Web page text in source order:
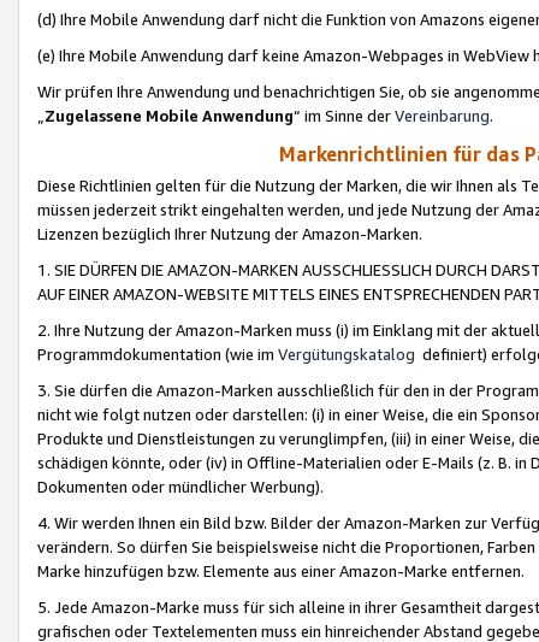
(d) Ihre Mobile Anwendung darf nicht die Funktion von Amazons
(e) Ihre Mobile Anwendung darf keine Amazon-Webpages in WebView
Wir prüfen Ihre Anwendung und benachrichtigen Sie, ob sie
„Zugelassene Mobile Anwendung“ im Sinne derVereinbarung.
Markenrichtlinien für das
Diese Richtlinien gelten für die Nutzung der Marken, die wir Ihnen als
müssen jederzeit strikt eingehalten werden, und jede Nutzung der
Lizenzen bezüglich Ihrer Nutzung der Amazon-Marken.
1. SIE DÜRFEN DIE AMAZON-MARKEN AUSSCHLIESSLICH DURCH
AUF EINER AMAZON-WEBSITE MITTELS EINES ENTSPRECHENDEN
2. Ihre Nutzung der Amazon-Marken muss (i) im Einklang mit der
Programmdokumentation (wie im Vergütungskatalog definiert)
3. Sie dürfen die Amazon-Marken ausschließlich für den in der
nicht wie folgt nutzen oder darstellen: (i) in einer Weise, die ein
Produkte und Dienstleistungen zu verunglimpfen, (iii) in einer Weise,
schädigen könnte, oder (iv) in Offline-Materialien oder E-Mails (z. B. in
Dokumenten oder mündlicher Werbung).
4. Wir werden Ihnen ein Bild bzw. Bilder der Amazon-Marken zur
verändern. So dürfen Sie beispielsweise nicht die Proportionen,
Marke hinzufügen bzw. Elemente aus einer Amazon-Marke entfernen.
5. Jede Amazon-Marke muss für sich alleine in ihrer Gesamtheit
grafischen oder Textelementen muss ein hinreichender Abstand